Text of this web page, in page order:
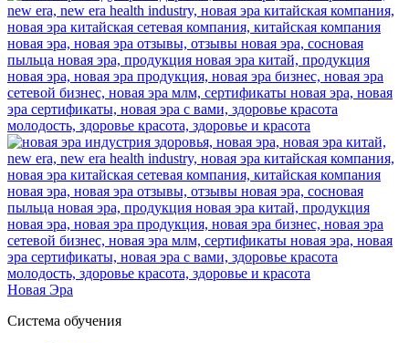
Новая Эра
Система обучения